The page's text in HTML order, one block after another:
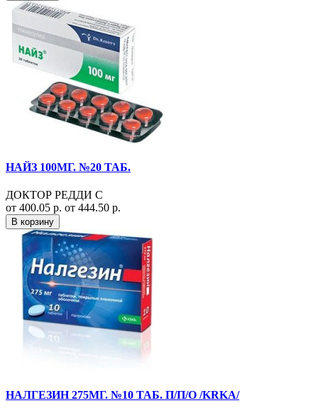
НАЙЗ 100МГ. №20 ТАБ.
ДОКТОР РЕДДИ С
от 400.05 р. от 444.50 р.
В корзину
НАЛГЕЗИН 275МГ. №10 ТАБ. П/П/О /KRKA/